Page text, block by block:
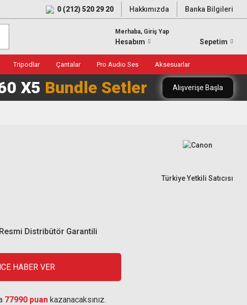
0 (212) 520 29 20 Hakkımızda Banka Bilgileri
Merhaba, Giriş Yap
Hesabım Sepetim
Tripodlar Çantalar Pro Audio Ses Aksesuarlar
X5 Bundle Setler Alışverişe Başla
Türkiye Yetkili Satıcısı
Resmi Distribütör Garantili
HABER VER
77990 puan kazanacaksınız.